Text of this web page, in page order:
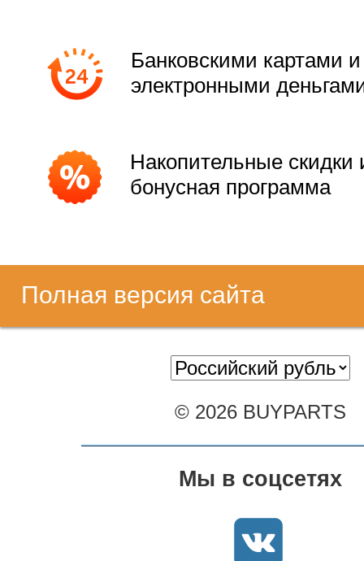
Банковскими картами и
электронными
Накопительные скидки
бонусная программа
Полная версия сайта
© 2026 BUYPARTS
Мы в соцсетях